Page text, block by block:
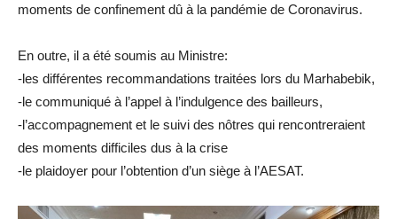
moments de confinement dû à la pandémie de Coronavirus.
En outre, il a été soumis au Ministre:
-les différentes recommandations traitées lors du Marhabebik,
-le communiqué à l’appel à l’indulgence des bailleurs,
-l’accompagnement et le suivi des nôtres qui rencontreraient
des moments difficiles dus à la crise
-le plaidoyer pour l’obtention d’un siège à l’AESAT.